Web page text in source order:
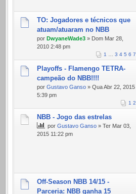
TO: Jogadores e técnicos que
atuam/atuaram no NBB
por DwyaneWade3 » Dom Mar 28,
2010 2:48 pm
1 … 3 4 5 6 7
Playoffs - Flamengo TETRA-
campeão do NBB!!!!
por Gustavo Ganso » Qua Abr 22, 2015
5:39 pm
1 2
NBB - Jogo das estrelas
por Gustavo Ganso » Ter Mar 03,
2015 11:22 pm
Off-Season NBB 14/15 -
Parceria: NBB ganha 15